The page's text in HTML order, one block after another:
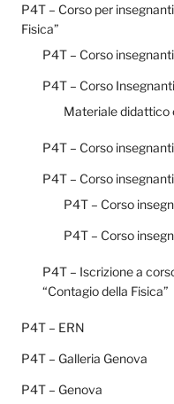
P4T – Corso per
Fisica”
P4T – Corso insegnanti
P4T – Corso
Materiale didattico
P4T – Corso
P4T – Corso
P4T – Corso
P4T – Corso
P4T – Iscrizione a
“Contagio della Fisica”
P4T – ERN
P4T – Galleria Genova
P4T – Genova